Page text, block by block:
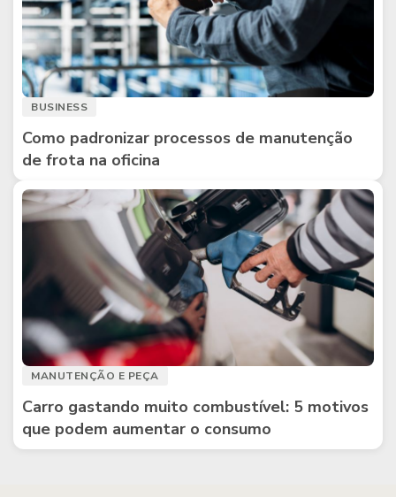
BUSINESS
Como padronizar processos de manutenção
de frota na oficina
MANUTENÇÃO E PEÇA
Carro gastando muito combustível: 5 motivos
que podem aumentar o consumo